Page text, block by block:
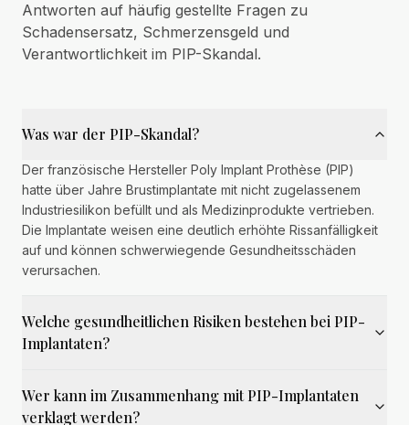
Antworten auf häufig gestellte Fragen zu
Schadensersatz, Schmerzensgeld und
Verantwortlichkeit im PIP-Skandal.
Was war der PIP-Skandal?
Der französische Hersteller Poly Implant Prothèse (PIP)
hatte über Jahre Brustimplantate mit nicht zugelassenem
Industriesilikon befüllt und als Medizinprodukte vertrieben.
Die Implantate weisen eine deutlich erhöhte Rissanfälligkeit
auf und können schwerwiegende Gesundheitsschäden
verursachen.
Welche gesundheitlichen Risiken bestehen bei PIP-
Implantaten?
Wer kann im Zusammenhang mit PIP-Implantaten
verklagt werden?